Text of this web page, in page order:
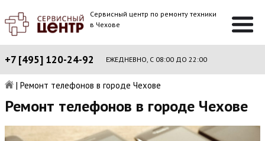
Сервисный центр по ремонту техники
в Чехове
+7 [495] 120-24-92 ЕЖЕДНЕВНО, С 08:00 ДО 22:00
| Ремонт телефонов в городе Чехове
Ремонт телефонов в городе Чехове